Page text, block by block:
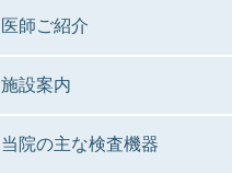
医師ご紹介
施設案内
当院の主な検査機器